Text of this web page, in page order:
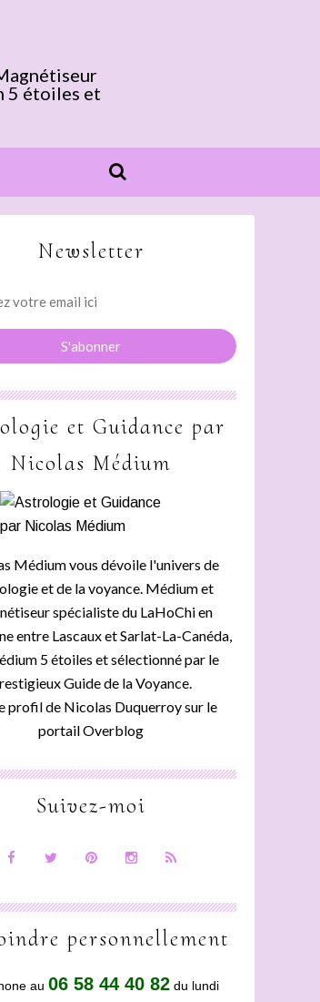
5 étoiles et
Newsletter
et Guidance par
Nicolas Médium
Médium vous dévoile l'univers de
et de la voyance. Médium et
spécialiste du LaHoChi en
entre Lascaux et Sarlat-La-Canéda,
5 étoiles et sélectionné par le
Guide de la Voyance.
profil de Nicolas Duquerroysur le
portail Overblog
Suivez-moi
personnellement
au 06 58 44 40 82 du lundi